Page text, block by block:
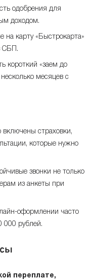
одобрения для
доходом.
на карту «Быстрокарта»
СБП.
короткий «заем до
месяцев с
включены страховки,
которые нужно
звонки не только
из анкеты при
оформлении часто
рублей.
переплате,